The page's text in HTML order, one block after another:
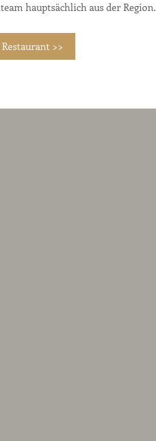
hauptsächlich aus der Region.
>>